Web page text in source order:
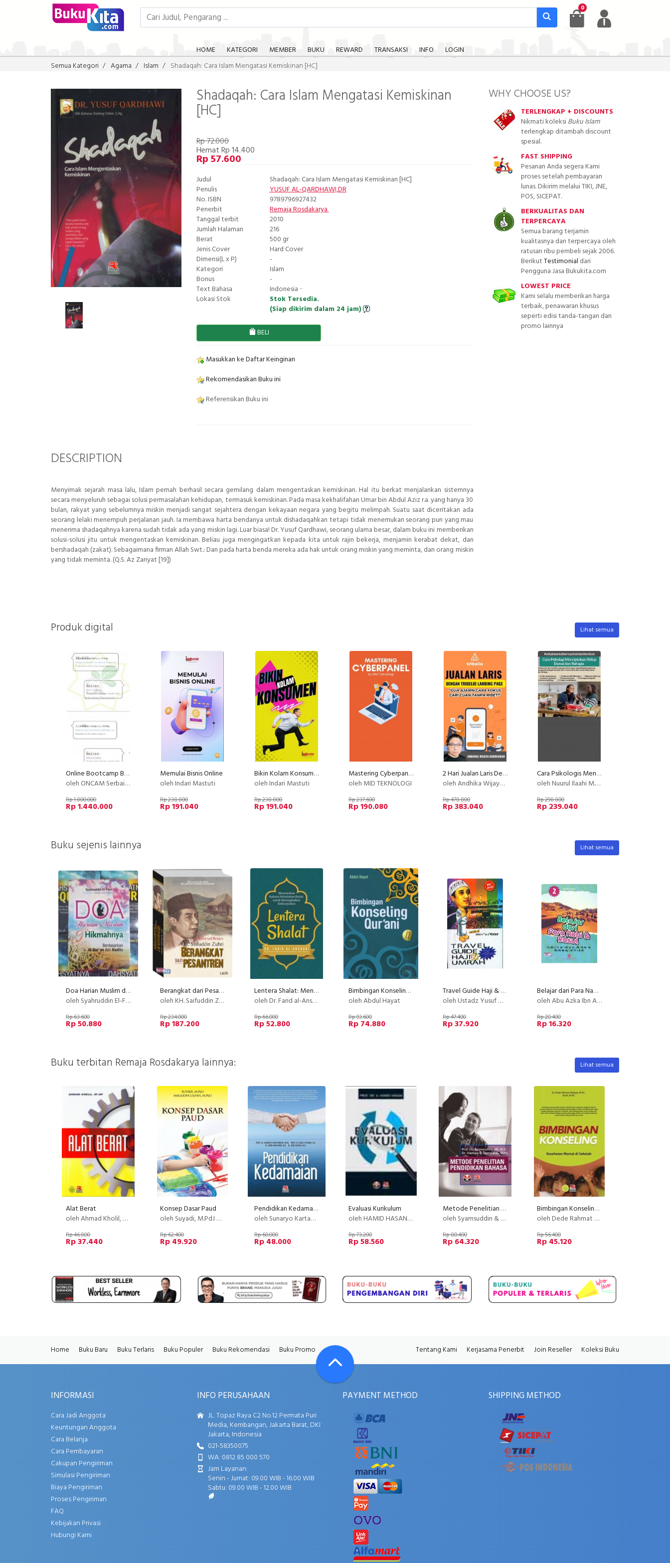
0
HOME KATEGORI MEMBER BUKU REWARD TRANSAKSI INFO
LOGIN
Semua Kategori
Agama Islam Shadaqah: Cara Islam Mengatasi Kemiskinan [HC]
Shadaqah: Cara Islam Mengatasi Kemiskinan
[HC]
Rp 72.000
Hemat Rp 14.400
Rp 57.600
Judul
Shadaqah: Cara Islam Mengatasi Kemiskinan [HC]
Penulis
YUSUF AL-QARDHAWI,DR
No. ISBN
9789796927432
Penerbit
Remaja Rosdakarya
Tanggal terbit
2010
Jumlah Halaman
216
Berat
500 gr
Jenis Cover
Hard Cover
Dimensi(L x P)
-
Kategori
Islam
Bonus
-
Text Bahasa
Indonesia ··
Lokasi Stok
Stok Tersedia.
(Siap dikirim dalam 24 jam)
BELI
Masukkan ke Daftar Keinginan
Rekomendasikan Buku ini
Referensikan Buku ini
DESCRIPTION
Menyimak sejarah masa lalu, Islam pernah berhasil secara gemilang dalam mengentaskan kemiskinan. Hal itu berkat menjalankan sistemnya
secara menyeluruh sebagai solusi permasalahan kehidupan, termasuk kemiskinan. Pada masa kekhalifahan Umar bin Abdul Aziz r.a. yang hanya 30
bulan, rakyat yang sebelumnya miskin menjadi sangat sejahtera dengan kekayaan negara yang begitu melimpah. Suatu saat diceritakan ada
seorang lelaki menempuh perjalanan jauh. Ia membawa harta bendanya untuk dishadaqahkan tetapi tidak menemukan seorang pun yang mau
menerima shadaqahnya karena sudah tidak ada yang miskin lagi. Luar biasa! Dr. Yusuf Qardhawi, seorang ulama besar, dalam buku ini memberikan
solusi-solusi jitu untuk mengentaskan kemiskinan. Beliau juga mengingatkan kepada kita untuk rajin bekerja, menjamin kerabat dekat, dan
bershadaqah (zakat). Sebagaimana firman Allah Swt.: Dan pada harta benda mereka ada hak untuk orang miskin yang meminta, dan orang miskin
yang tidak meminta. (Q.S. Az Zariyat [19])
WHY CHOOSE US?
TERLENGKAP + DISCOUNTS
Nikmati koleksiBuku Islam
terlengkap ditambah discount
spesial.
FAST SHIPPING
Pesanan Anda segera Kami
proses setelah pembayaran
lunas. Dikirim melalui TIKI, JNE,
POS, SICEPAT.
BERKUALITAS DAN
TERPERCAYA
Semua barang terjamin
kualitasnya dan terpercaya oleh
ratusan ribu pembeli sejak 2006.
BerikutTestimonial dari
Pengguna Jasa Bukukita.com
LOWEST PRICE
Kami selalu memberikan harga
terbaik, penawaran khusus
seperti edisi tanda-tangan dan
promo lainnya
Produk digital Lihat semua
Online Bootcamp Bahasa Jepang untuk Karir di Jepang
oleh ONCAM Serbaindo
Rp 1.800.000
Rp 1.440.000
Memulai Bisnis Online
oleh Indari Mastuti
Rp 238.800
Rp 191.040
Bikin Kolam Konsumen
oleh Indari Mastuti
Rp 238.800
Rp 191.040
Mastering Cyberpanel
oleh MID TEKNOLOGI
Rp 237.600
Rp 190.080
2 Hari Jualan Laris Dengan Tribelio Page
oleh Andhika Wijaya Kurniawan
Rp 478.800
Rp 383.040
Cara Psikologis Menciptakan Hidup Damai dan Bahagia
oleh Nuurul Ilaahi M.Psi, Psikolog
Rp 298.800
Rp 239.040
Buku sejenis lainnya Lihat semua
Doa Harian Muslim dan Hikmahnya Berdasarkan Al-Quran dan Hadits
oleh Syahruddin El-Fikri
Rp 63.600
Rp 50.880
Berangkat dari Pesantren (Palapa)
oleh KH. Saifuddin Zuhri
Rp 234.000
Rp 187.200
Lentera Shalat: Menemukan Rahasia Keindahan Shalat untuk Meningkatkan
oleh Dr. Farid al-Anshari
Rp 66.000
Rp 52.800
Bimbingan Konseling Qurani Jilid 2
oleh Abdul Hayat
Rp 93.600
Rp 74.880
Travel Guide Haji & Umrah Bk
oleh Ustadz Yusuf Mansur
Rp 47.400
Rp 37.920
Belajar dari Para Nabi & Rasul 2
oleh Abu Azka Ibn Abbas
Rp 20.400
Rp 16.320
Buku terbitan Remaja Rosdakarya lainnya: Lihat semua
Alat Berat
oleh Ahmad Kholil, ST. MT.
Rp 46.800
Rp 37.440
Konsep Dasar Paud
oleh Suyadi, M.Pd.I dan Maulidya Ulfah, M.Pd.I
Rp 62.400
Rp 49.920
Pendidikan Kedamaian
oleh Sunaryo Kartadinata, Prof., Dr., M.Pd., dkk.
Rp 60.000
Rp 48.000
Evaluasi Kurikulum
oleh HAMID HASAN,S. PROF,DR,M.PD.
Rp 73.200
Rp 58.560
Metode Penelitian Pendidikan Bahasa
oleh Syamsuddin & Vismala S. Damaianti
Rp 80.400
Rp 64.320
Bimbingan Konseling Kesehatan Mental di Sekolah
oleh Dede Rahmat Hidayat, Dr., dan Herdi, M.Pd.
Rp 56.400
Rp 45.120
Home Buku Baru Buku Terlaris Buku Populer Buku Rekomendasi Buku Promo Tentang Kami Kerjasama Penerbit Join Reseller Koleksi Buku
INFORMASI
Cara Jadi Anggota
Keuntungan Anggota
Cara Belanja
Cara Pembayaran
Cakupan Pengiriman
Simulasi Pengiriman
Biaya Pengiriman
Proses Pengiriman
FAQ
Kebijakan Privasi
Hubungi Kami
INFO PERUSAHAAN
JL. Topaz Raya C2 No.12 Permata Puri
Media, Kembangan, Jakarta Barat, DKI
Jakarta, Indonesia
021-58350075
WA: 0812 85 000 570
Jam Layanan:
Senin - Jumat: 09.00 WIB - 16.00 WIB
Sabtu: 09.00 WIB - 12.00 WIB
PAYMENT METHOD SHIPPING METHOD